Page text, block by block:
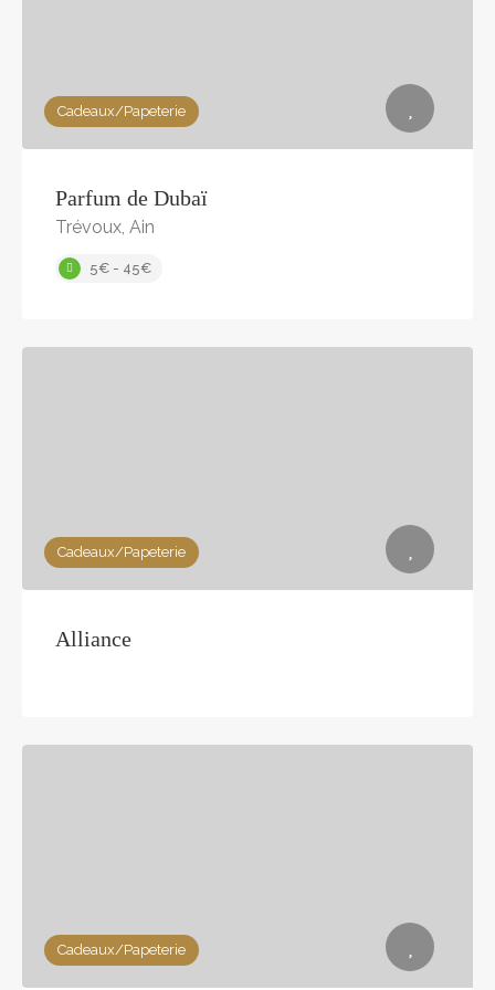
Cadeaux/Papeterie
Parfum de Dubaï
Trévoux, Ain
5€ - 45€
Cadeaux/Papeterie
Alliance
Cadeaux/Papeterie